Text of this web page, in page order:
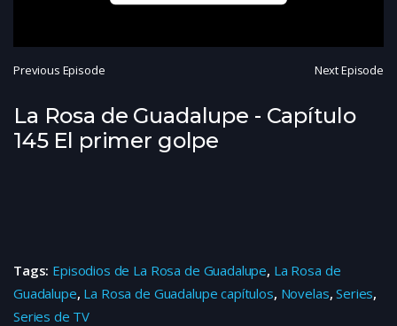
Previous Episode Next Episode
La Rosa de Guadalupe - Capítulo
145 El primer golpe
Tags: Episodios de La Rosa de Guadalupe, La Rosa de
Guadalupe, La Rosa de Guadalupe capítulos, Novelas,Series,
Series de TV